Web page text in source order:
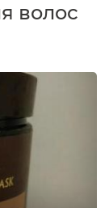
волос